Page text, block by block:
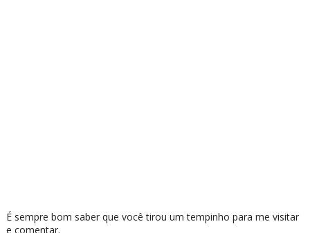
É sempre bom saber que você tirou um tempinho para me visitar
e comentar.